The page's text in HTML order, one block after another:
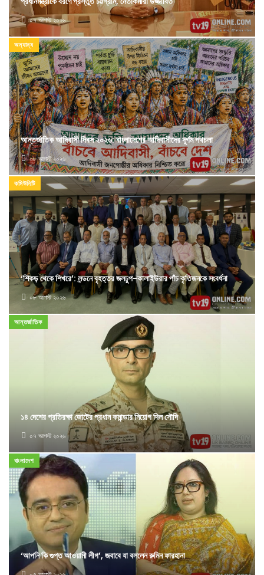
০৭ আগস্ট ২০২৬
অন্যান্য
আন্তর্জাতিক আদিবাসী দিবস ২০২৬: বাংলাদেশের আদিবাসীদের দূর্গম পথচলা
০৮ আগস্ট ২০২৬
কমিউনিটি
‘শিকড় থেকে শিখরে’: লন্ডনে বৃহত্তর জলঢুপ-কালাইউরার পাঁচ কৃতিজনকে সংবর্ধনা
০৮ আগস্ট ২০২৬
আন্তর্জাতিক
১৪ দেশের প্রতিরক্ষা জোটের প্রধান কমান্ডার নিয়োগ দিল সৌদি
০৭ আগস্ট ২০২৬
বাংলাদেশ
‘আপনি কি গুপ্ত আওয়ামী লীগ’, জবাবে যা বললেন রুমিন ফারহানা